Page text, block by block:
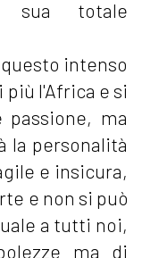
sua totale
intenso
più l'Africa e si
ma
la personalità
e insicura,
e non si può
a tutti noi,
ma di